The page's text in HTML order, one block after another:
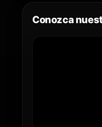
Conozca